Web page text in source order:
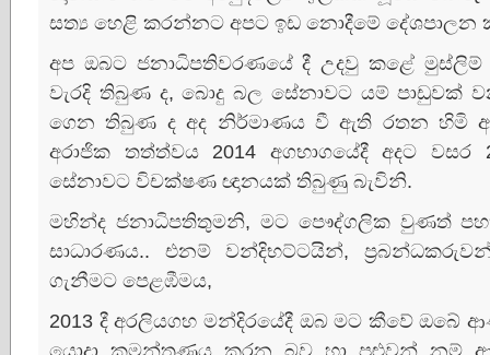
සත්‍ය හෙළි කරන්නට අපට ඉඩ නොදීමේ
අප ඔබට ජනාධිපතිවරණයේ දී උදවු කළේ
වැරදි තිබුණ ද, බොදු බල සේනාවට යම් පාඩුවක්‌
ගෙන තිබුණ ද අද නිර්මාණය වී ඇති රතන හිමි
අරාජික තත්ත්වය 2014 අගභාගයේදී අදට
සේනාවට විචක්‌ෂණ ඥානයක්‌ තිබුණු බැවිනි.
මහින්ද ජනාධිපතිතුමනි, මට පෞද්ගලික වුණත්
සාධාරණය.. එනම් වන්දිභට්‌ටයින්,
ගැනීමට පෙළඹීමය,
2013 දී අරලියගහ මන්දිරයේදී ඔබ මට කීවේ ඔබේ
යොදා කුමන්ත්‍රණය කරන බව හා පුළුවන් නම්